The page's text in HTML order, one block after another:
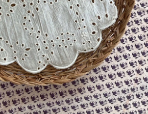
Se alt til Køkkenet